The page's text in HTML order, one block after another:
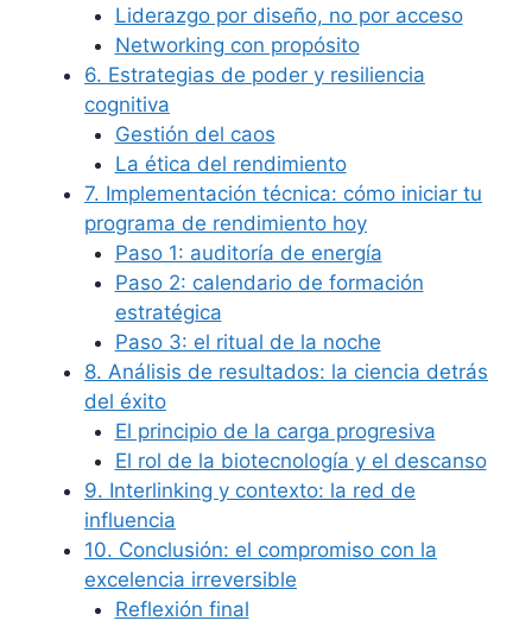
Liderazgo por diseño, no por acceso
Networking con propósito
6. Estrategias de poder y resiliencia
cognitiva
Gestión del caos
La ética del rendimiento
7. Implementación técnica: cómo iniciar tu
programa de rendimiento hoy
Paso 1: auditoría de energía
Paso 2: calendario de formación
estratégica
Paso 3: el ritual de la noche
8. Análisis de resultados: la ciencia detrás
del éxito
El principio de la carga progresiva
El rol de la biotecnología y el descanso
9. Interlinking y contexto: la red de
influencia
10. Conclusión: el compromiso con la
excelencia irreversible
Reflexión final